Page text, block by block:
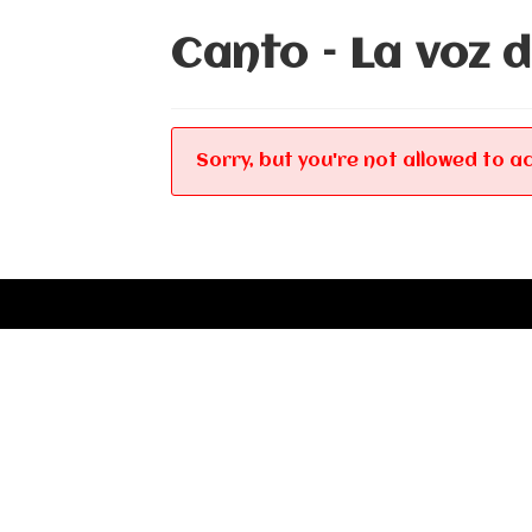
Canto – La voz
Sorry, but you're not allowed to